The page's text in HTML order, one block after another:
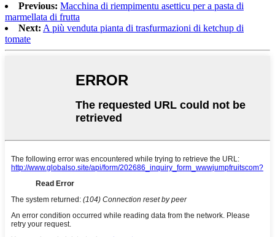
Previous: Macchina di riempimentu asetticu per a pasta di
marmellata di frutta
Next: A più venduta pianta di trasfurmazioni di ketchup di
tomate